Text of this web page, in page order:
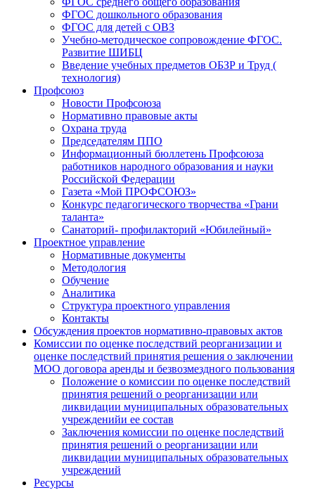
ФГОС дошкольного образования
ФГОС для детей с ОВЗ
Учебно-методическое сопровождение ФГОС.
Развитие ШИБЦ
Введение учебных предметов ОБЗР и Труд (
технология)
Профсоюз
Новости Профсоюза
Нормативно правовые акты
Охрана труда
Председателям ППО
Информационный бюллетень Профсоюза
работников народного образования и науки
Российской Федерации
Газета «Мой ПРОФСОЮЗ»
Конкурс педагогического творчества «Грани
таланта»
Санаторий- профилакторий «Юбилейный»
Проектное управление
Нормативные документы
Методология
Обучение
Аналитика
Структура проектного управления
Контакты
Обсуждения проектов нормативно-правовых актов
Комиссии по оценке последствий реорганизации и
оценке последствий принятия решения о заключении
МОО договора аренды и безвозмездного пользования
Положение о комиссии по оценке последствий
принятия решений о реорганизации или
ликвидации муниципальных образовательных
учрежденийи ее состав
Заключения комиссии по оценке последствий
принятия решений о реорганизации или
ликвидации муниципальных образовательных
учреждений
Ресурсы